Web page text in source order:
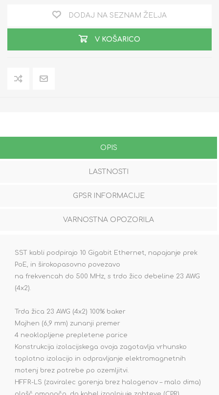
DODAJ NA SEZNAM ŽELJA
V KOŠARICO
OPIS
LASTNOSTI
GPSR INFORMACIJE
VARNOSTNA OPOZORILA
SST kabli podpirajo 10 Gigabit Ethernet, napajanje prek
PoE, in širokopasovno povezavo
na frekvencah do 500 MHz, s trdo žico debeline 23 AWG
(4x2).
Trda žica 23 AWG (4x2) 100% baker
Majhen (6,9 mm) zunanji premer
4 neoklopljene prepletene parice
Konstrukcija izolacijskega ovoja zagotavlja vrhunsko
toplotno izolacijo in odpravljanje elektromagnetnih
motenj brez potrebe po ozemljitvi.
HFFR-LS (zaviralec gorenja brez halogenov – malo dima)